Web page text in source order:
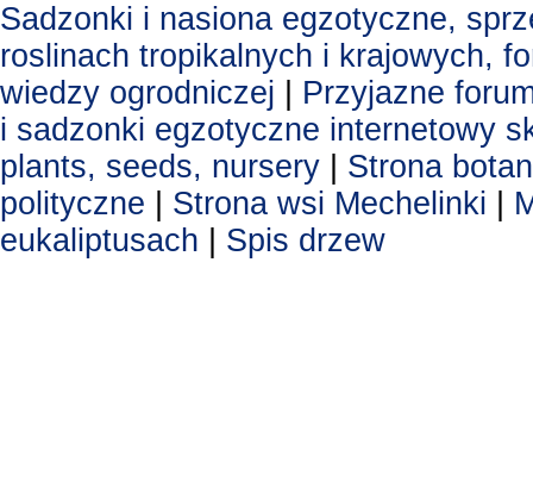
Sadzonki i nasiona egzotyczne,
roslinach tropikalnych i krajowych,
wiedzy ogrodniczej
Przyjazne
i sadzonki egzotyczne internetowy
plants, seeds, nursery
Strona
polityczne
Strona wsi Mechelinki
eukaliptusach
Spis drzew